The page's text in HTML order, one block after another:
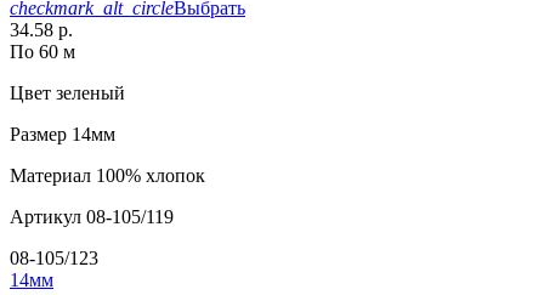
checkmark_alt_circleВыбрать
34.58 р.
По 60 м
Цвет зеленый
Размер 14мм
Материал 100% хлопок
Артикул 08-105/119
08-105/123
14мм